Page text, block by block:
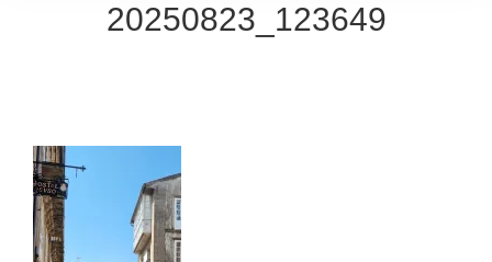
20250823_123649